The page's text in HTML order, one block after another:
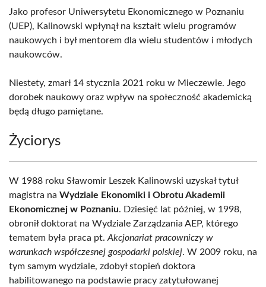
Jako profesor Uniwersytetu Ekonomicznego w Poznaniu
(UEP), Kalinowski wpłynął na kształt wielu programów
naukowych i był mentorem dla wielu studentów i młodych
naukowców.
Niestety, zmarł 14 stycznia 2021 roku w Mieczewie. Jego
dorobek naukowy oraz wpływ na społeczność akademicką
będą długo pamiętane.
Życiorys
W 1988 roku Sławomir Leszek Kalinowski uzyskał tytuł
magistra na Wydziale Ekonomiki i Obrotu Akademii
Ekonomicznej w Poznaniu. Dziesięć lat później, w 1998,
obronił doktorat na Wydziale Zarządzania AEP, którego
tematem była praca pt. Akcjonariat pracowniczy w
warunkach współczesnej gospodarki polskiej. W 2009 roku, na
tym samym wydziale, zdobył stopień doktora
habilitowanego na podstawie pracy zatytułowanej